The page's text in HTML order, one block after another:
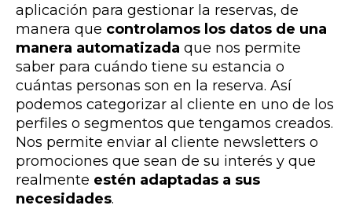
aplicación para gestionar la reservas, de
manera que controlamos los datos de una
manera automatizada que nos permite
saber para cuándo tiene su estancia o
cuántas personas son en la reserva. Así
podemos categorizar al cliente en uno de los
perfiles o segmentos que tengamos creados.
Nos permite enviar al cliente newsletters o
promociones que sean de su interés y que
realmente estén adaptadas a sus
necesidades.